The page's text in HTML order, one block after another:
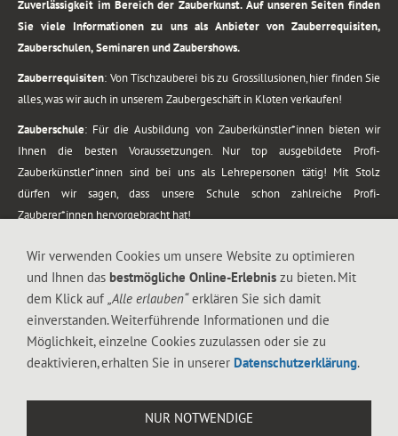
Zuverlässigkeit im Bereich der Zauberkunst. Auf unseren Seiten finden
Sie viele Informationen zu uns als Anbieter von Zauberrequisiten,
Zauberschulen, Seminaren und Zaubershows.
Zauberrequisiten: Von Tischzauberei bis zu Grossillusionen, hier finden Sie
alles, was wir auch in unserem Zaubergeschäft in Kloten verkaufen!
Zauberschule: Für die Ausbildung von Zauberkünstler*innen bieten wir
Ihnen die besten Voraussetzungen. Nur top ausgebildete Profi-
Zauberkünstler*innen sind bei uns als Lehrepersonen tätig! Mit Stolz
dürfen wir sagen, dass unsere Schule schon zahlreiche Profi-
Zauberer*innen hervorgebracht hat!
vom Kinderprogramm bis zur Tischzauberei. Lassen Sie sich faszinieren von
meiner Zauber-Sprech-Show, angerührt mit sprachlichen Sequenzen,
gewürzt mit Gags und visuellen Illusionen wie Kaninchen, Vasen, Seilen,
Wir verwenden Cookies um unsere Website zu optimieren
und Ihnen das bestmögliche Online-Erlebnis zu bieten. Mit
dem Klick auf „Alle erlauben“erklären Sie sich damit
einverstanden. Weiterführende Informationen und die
Möglichkeit, einzelne Cookies zuzulassen oder sie zu
deaktivieren, erhalten Sie in unserer Datenschutzerklärung.
NUR NOTWENDIGE